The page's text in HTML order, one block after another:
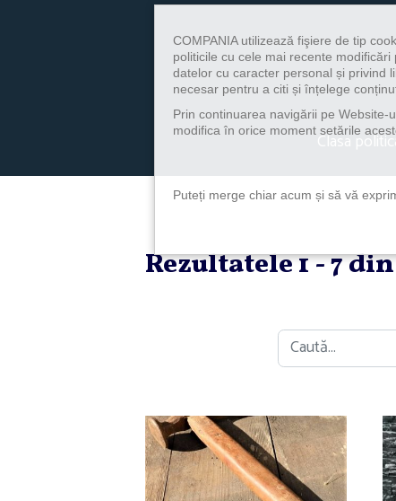
Clasa
Rezultatele 1 - 7
Caută
COMPANIA utilizează fişiere de tip
politicile cu cele mai recente
datelor cu caracter personal și privind
necesar pentru a citi și înțelege
Prin continuarea navigării pe
modifica în orice moment setările
Puteți merge chiar acum și să vă